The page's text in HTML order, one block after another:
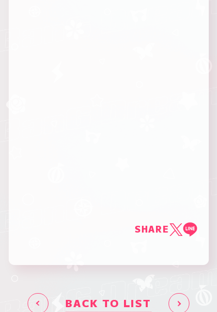
SHARE
BACK TO LIST